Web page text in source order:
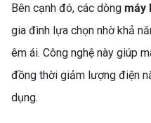
Bên cạnh đó, các dòng máy
gia đình lựa chọn nhờ khả
êm ái. Công nghệ này giúp
đồng thời giảm lượng điện
dụng.
TỦ LẠNH LG 217L
LTB21BLMD – GIẢI PHÁP
BẢO QUẢN THỰC PHẨM
ĐẠI